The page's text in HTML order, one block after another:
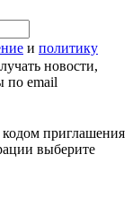
и политику
новости,
по email
кодом приглашения
выберите